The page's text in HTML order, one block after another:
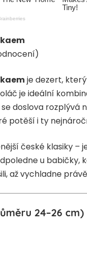
je dezert,
je ideální
doslova rozplývá
potěší i ty
české klasiky –
u babičky,
až vychladne
24–26 cm)